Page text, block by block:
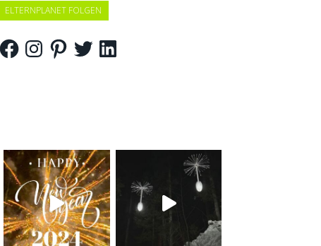
ELTERNPLANET FOLGEN
FacebookInstagramPinterestTwitterLinkedIn